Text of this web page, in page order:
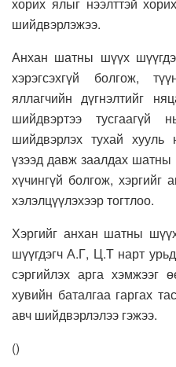
хорих ялыг нээлттэй
шийдвэрлэжээ.
Анхан шатны шүүх
хэрэгсэхгүй болгож,
яллагчийн дүгнэлтийг
шийдвэртээ тусгаагүй
шийдвэрлэх тухай хууль
үзээд давж заалдах
хүчингүй болгож,
хэлэлцүүлэхээр тогтлоо.
Хэргийг анхан шатны
шүүгдэгч А.Г, Ц.Т нарт
сэргийлэх арга
хувийн баталгаа гаргах
авч шийдвэрлэлээ гэжээ.
()